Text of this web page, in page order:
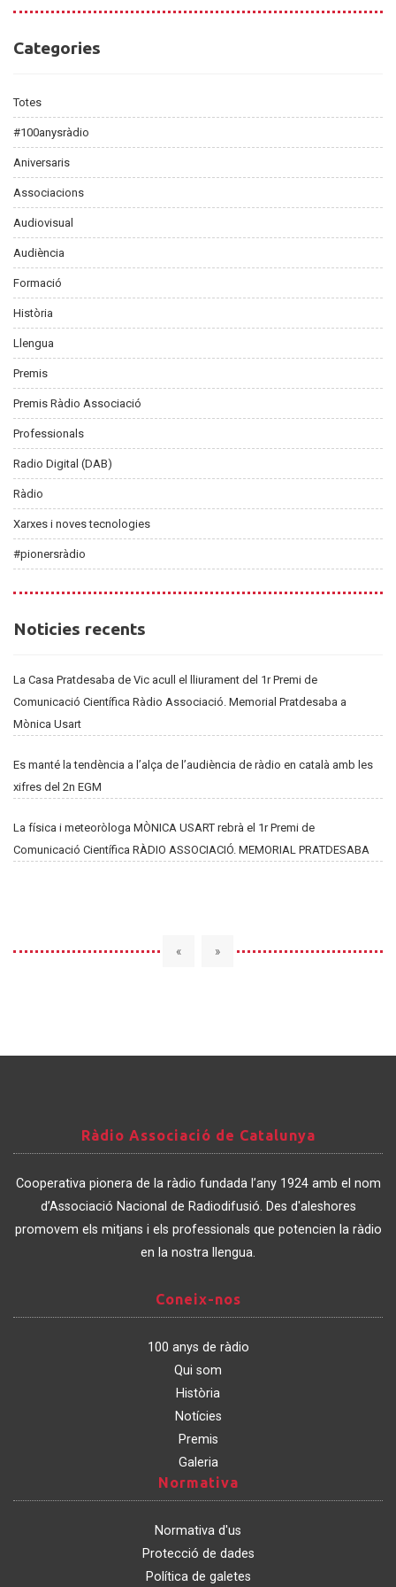
Categories
Categories
Totes
#100anysràdio
Aniversaris
Associacions
Audiovisual
Audiència
Formació
Història
Llengua
Premis
Premis Ràdio Associació
Professionals
Radio Digital (DAB)
Ràdio
Xarxes i noves tecnologies
#pionersràdio
Noticies
Noticies recents
La Casa Pratdesaba de Vic acull el lliurament del 1r Premi de
Comunicació Científica Ràdio Associació. Memorial Pratdesaba a
Mònica Usart
Es manté la tendència a l’alça de l’audiència de ràdio en català amb les
xifres del 2n EGM
La física i meteoròloga MÒNICA USART rebrà el 1r Premi de
Comunicació Científica RÀDIO ASSOCIACIÓ. MEMORIAL PRATDESABA
« »
Associació
de
Catalunya
Ràdio Associació de Catalunya
Cooperativa pionera de la ràdio fundada l’any 1924 amb el nom
d’Associació Nacional de Radiodifusió. Des d'aleshores
promovem els mitjans i els professionals que potencien la ràdio
en la nostra llengua.
nos
Coneix-nos
100 anys de ràdio
Qui som
Història
Notícies
Premis
Galeria
Normativa
Normativa d'us
Protecció de dades
Política de galetes